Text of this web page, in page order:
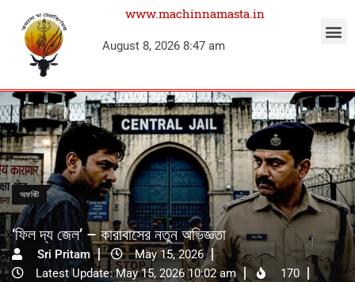
www.machinnamasta.in
August 8, 2026 8:47 am
অফবিট
‘ফিল দ্য জেল’ – কারাবাসের নতুন অভিজ্ঞতা
Sri Pritam
May 15, 2026
Latest Update: May 15, 2026 10:02 am
170